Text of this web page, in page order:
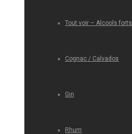
Tout voir – Alcools forts
Cognac / Calvados
Gin
Rhum